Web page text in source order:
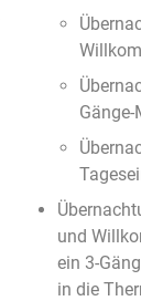
und
ein 3-
in die